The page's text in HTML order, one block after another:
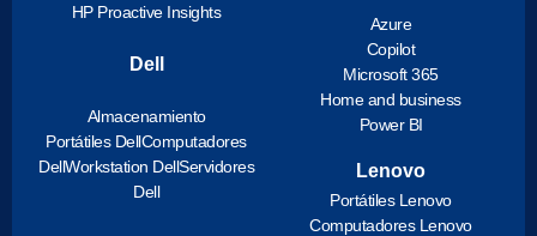
HP Proactive Insights
Dell
Almacenamiento
Portátiles DellComputadores
DellWorkstation DellServidores
Dell
Azure
Copilot
Microsoft 365
Home and business
Power BI
Lenovo
Portátiles Lenovo
Computadores Lenovo